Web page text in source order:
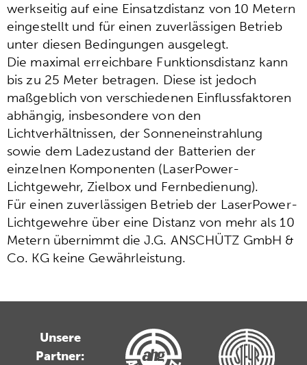
werkseitig auf eine Einsatzdistanz von 10 Metern
eingestellt und für einen zuverlässigen Betrieb
unter diesen Bedingungen ausgelegt.
Die maximal erreichbare Funktionsdistanz kann
bis zu 25 Meter betragen. Diese ist jedoch
maßgeblich von verschiedenen Einflussfaktoren
abhängig, insbesondere von den
Lichtverhältnissen, der Sonneneinstrahlung
sowie dem Ladezustand der Batterien der
einzelnen Komponenten (LaserPower-
Lichtgewehr, Zielbox und Fernbedienung).
Für einen zuverlässigen Betrieb der LaserPower-
Lichtgewehre über eine Distanz von mehr als 10
Metern übernimmt die J.G. ANSCHÜTZ GmbH &
Co. KG keine Gewährleistung.
Unsere
Partner: